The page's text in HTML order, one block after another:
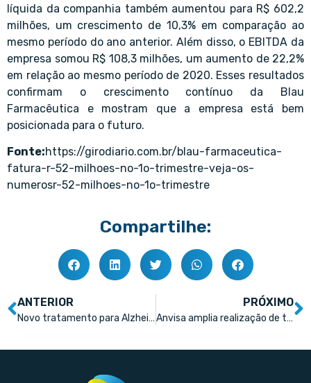
líquida da companhia também aumentou para R$ 602,2
milhões, um crescimento de 10,3% em comparação ao
mesmo período do ano anterior. Além disso, o EBITDA da
empresa somou R$ 108,3 milhões, um aumento de 22,2%
em relação ao mesmo período de 2020. Esses resultados
confirmam o crescimento contínuo da Blau
Farmacêutica e mostram que a empresa está bem
posicionada para o futuro.
Fonte:https://girodiario.com.br/blau-farmaceutica-
fatura-r-52-milhoes-no-1o-trimestre-veja-os-
numerosr-52-milhoes-no-1o-trimestre
Compartilhe:
ANTERIOR
Novo tratamento para Alzheimer tem bom resultado, mas efeitos colaterais graves
PRÓXIMO
Anvisa amplia realização de testes simples em farmácias